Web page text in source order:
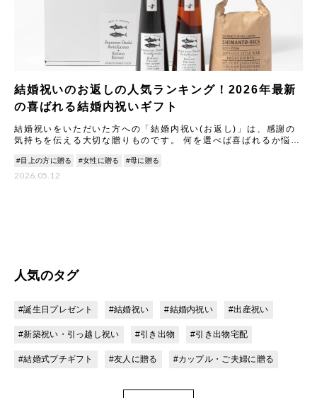
結婚祝いのお返しの人気ランキング！2026年最新
の喜ばれる結婚内祝いギフト
結婚祝いをいただいた方への「結婚内祝い(お返し)」は、感謝の
気持ちを伝える大切な贈りものです。 何を選べば喜ばれるか悩む
#目上の方に贈る #女性に贈る #母に贈る
2026.05.12
人気のタグ
#誕生日プレゼント #結婚祝い #結婚内祝い #出産祝い
#新築祝い・引っ越し祝い #引き出物 #引き出物宅配
#結婚式プチギフト #友人に贈る #カップル・ご夫婦に贈る